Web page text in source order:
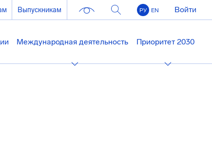
Выпускникам РУ EN Войти
Международная деятельность Приоритет 2030